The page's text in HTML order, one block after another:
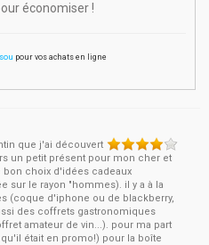
économiser !
pour vos achats en ligne
que j'ai découvert
un petit présent pour mon cher et
choix d'idées cadeaux
sur le rayon "hommes). il y a à la
(coque d'iphone ou de blackberry,
des coffrets gastronomiques
amateur de vin...). pour ma part
était en promo!) pour la boîte